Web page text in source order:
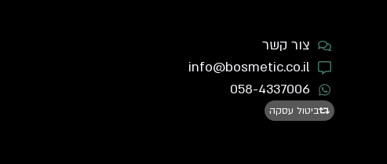
צור קשר
info@bosmetic.co.il
058-4337006
ביטול עסקה